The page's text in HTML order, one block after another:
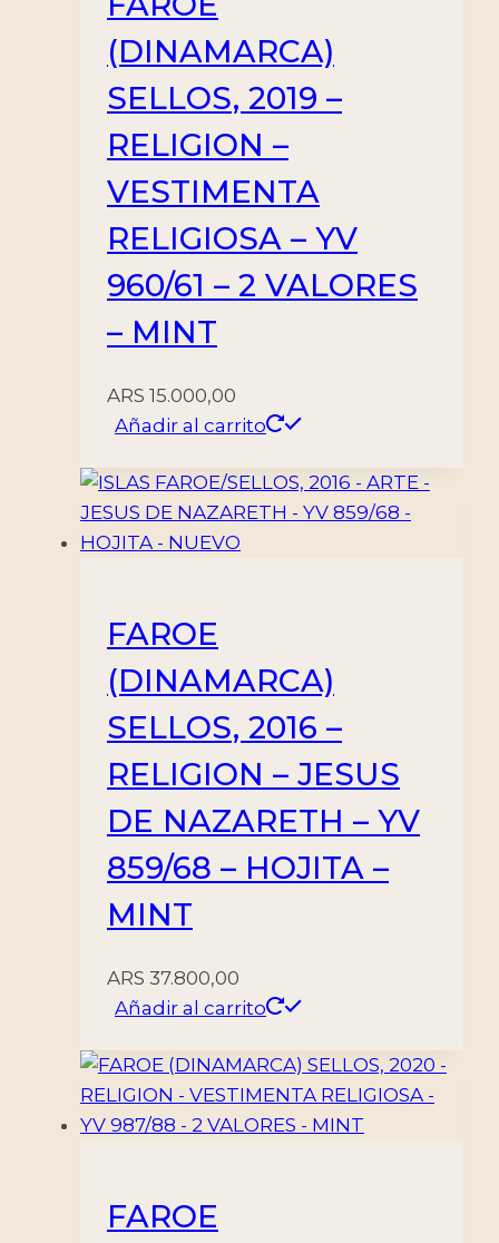
(DINAMARCA)
SELLOS, 2019 –
RELIGION –
VESTIMENTA
RELIGIOSA – YV
960/61 – 2 VALORES
– MINT
ARS 15.000,00
Añadir al carrito
FAROE
(DINAMARCA)
SELLOS, 2016 –
RELIGION – JESUS
DE NAZARETH – YV
859/68 – HOJITA –
MINT
ARS 37.800,00
Añadir al carrito
FAROE